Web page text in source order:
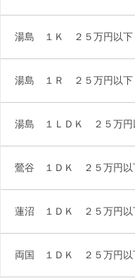
湯島 １Ｋ ２５万円以下
湯島 １Ｒ ２５万円以下
湯島 １ＬＤＫ ２５万円
鶯谷 １ＤＫ ２５万円以
蓮沼 １ＤＫ ２５万円以
両国 １ＤＫ ２５万円以